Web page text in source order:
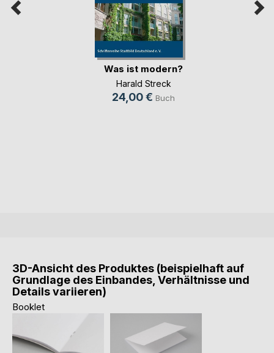
Was ist modern?
Harald Streck
24,00 € Buch
3D-Ansicht des Produktes (beispielhaft auf
Grundlage des Einbandes, Verhältnisse und
Details variieren)
Booklet